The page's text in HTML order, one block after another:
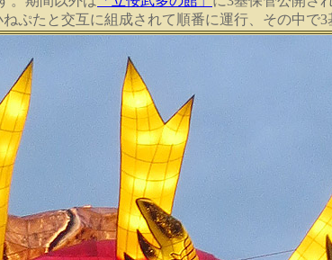
ぷたと交互に組成されて順番に運行、その中で3